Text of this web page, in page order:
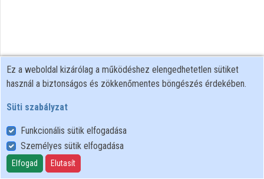
Felhasználói szabályzat
Adatkezelési tájékoztató
Süti szabályzat
Ez a weboldal kizárólag a működéshez elengedhetetlen sütiket
használ a biztonságos és zökkenőmentes böngészés érdekében.
Süti szabályzat
Funkcionális sütik elfogadása
Személyes sütik elfogadása
Elfogad Elutasít